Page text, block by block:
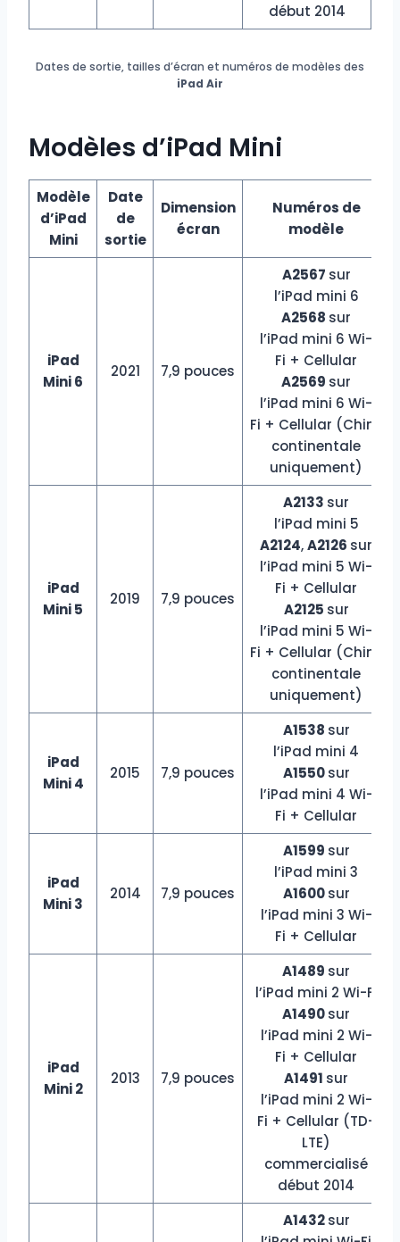
début 2014
Dates de sortie, tailles d’écran et numéros de modèles des
iPad Air
Modèles d’iPad Mini
Modèle
d’iPad
Mini
Date
de
sortie
Dimension
écran
Numéros de
modèle
iPad
Mini 6
2021 7,9 pouces
A2567 sur
l’iPad mini 6
A2568 sur
l’iPad mini 6 Wi-
Fi + Cellular
A2569 sur
l’iPad mini 6 Wi-
Fi + Cellular (Chine
continentale
uniquement)
iPad
Mini 5
2019 7,9 pouces
A2133 sur
l’iPad mini 5
A2124,A2126 sur
l’iPad mini 5 Wi-
Fi + Cellular
A2125 sur
l’iPad mini 5 Wi-
Fi + Cellular (Chine
continentale
uniquement)
iPad
Mini 4
2015 7,9 pouces
A1538 sur
l’iPad mini 4
A1550sur
l’iPad mini 4 Wi-
Fi + Cellular
iPad
Mini 3
2014 7,9 pouces
A1599 sur
l’iPad mini 3
A1600sur
l’iPad mini 3 Wi-
Fi + Cellular
iPad
Mini 2
2013 7,9 pouces
A1489 sur
l’iPad mini 2 Wi-Fi
A1490sur
l’iPad mini 2 Wi-
Fi + Cellular
A1491 sur
l’iPad mini 2 Wi-
Fi + Cellular (TD-
LTE)
commercialisé
début 2014
A1432sur